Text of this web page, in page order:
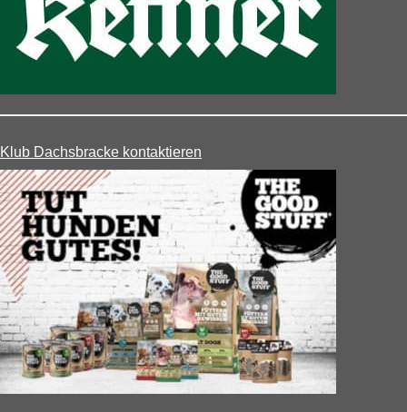
Klub Dachsbracke kontaktieren